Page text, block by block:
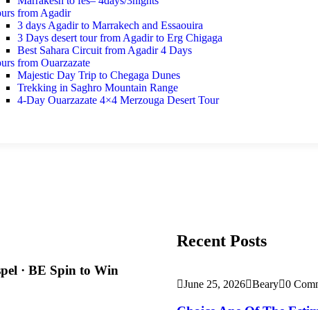
from Agadir
3 days Agadir to Marrakech and Essaouira
3 Days desert tour from Agadir to Erg Chigaga
Best Sahara Circuit from Agadir 4 Days
from Ouarzazate
Majestic Day Trip to Chegaga Dunes
Trekking in Saghro Mountain Range
4-Day Ouarzazate 4×4 Merzouga Desert Tour
· BE Spin to Win
Recent Posts
June 25, 2026 Beary 0